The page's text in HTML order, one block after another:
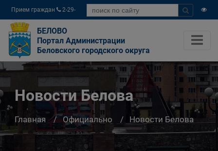
Прием граждан
2-29-
04
БЕЛОВО
Портал Администрации
Беловского городского округа
Новости Белова
Главная Официально Новости Белова